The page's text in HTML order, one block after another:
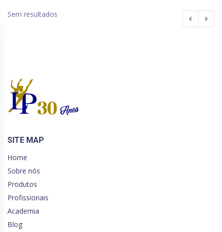
Sem resultados
SITE MAP
Home
Sobre nós
Produtos
Profissionais
Academia
Blog